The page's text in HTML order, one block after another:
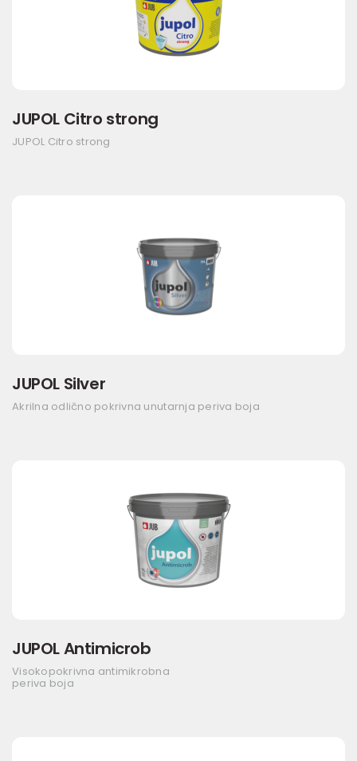
JUPOL Citro strong
JUPOL Citro strong
JUPOL Silver
Akrilna odlično pokrivna unutarnja periva boja
JUPOL Antimicrob
Visokopokrivna antimikrobna
periva boja